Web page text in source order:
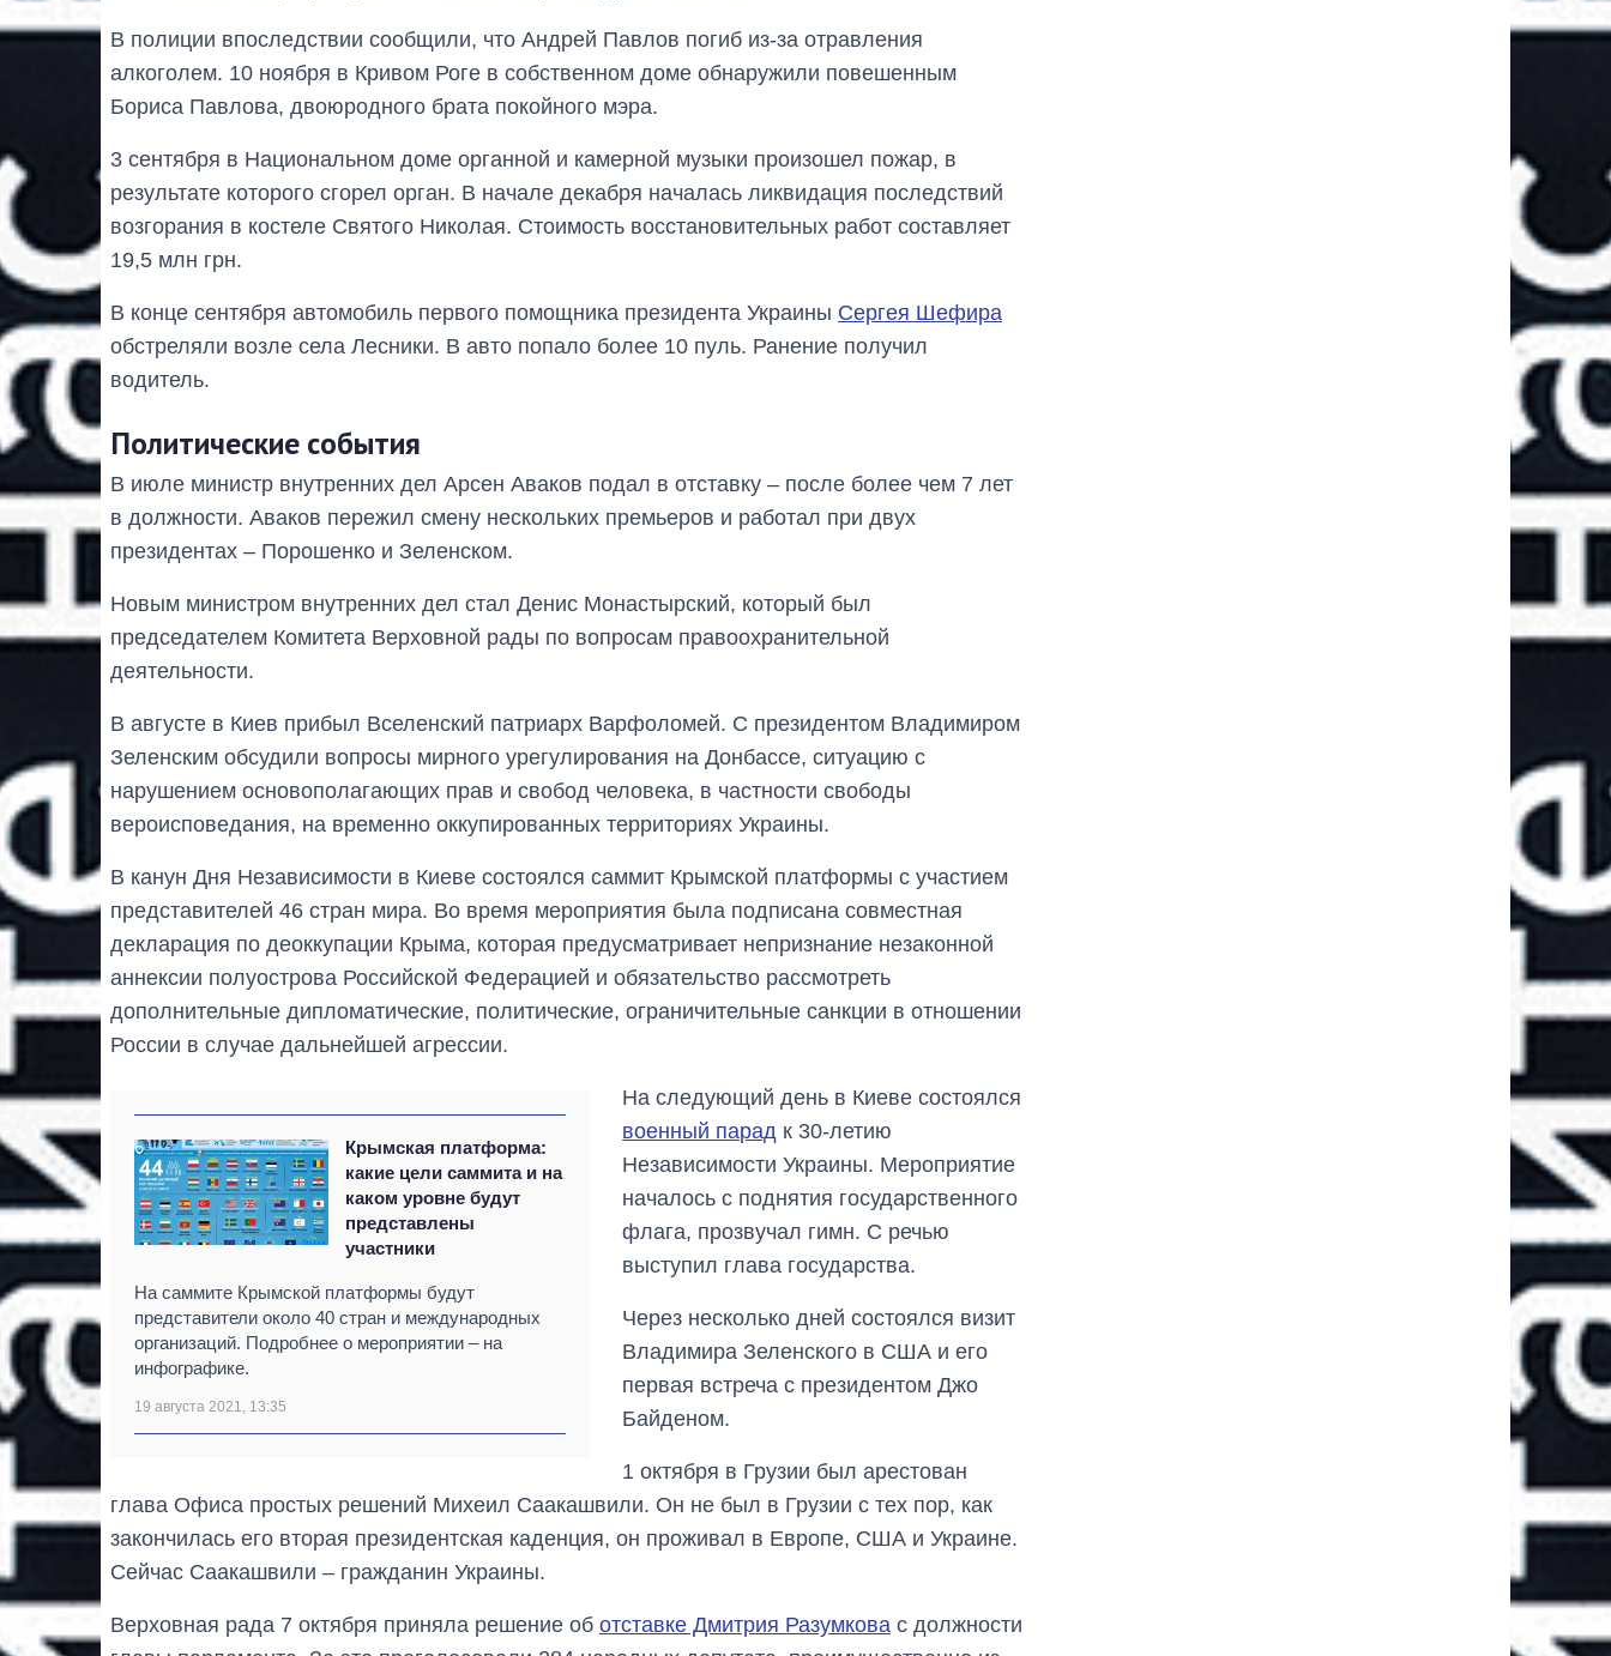
В полиции впоследствии сообщили, что Андрей Павлов погиб из-за отравления
алкоголем. 10 ноября в Кривом Роге в собственном доме обнаружили повешенным
Бориса Павлова, двоюродного брата покойного мэра.
3 сентября в Национальном доме органной и камерной музыки произошел пожар, в
результате которого сгорел орган. В начале декабря началась ликвидация последствий
возгорания в костеле Святого Николая. Стоимость восстановительных работ составляет
19,5 млн грн.
В конце сентября автомобиль первого помощника президента Украины Сергея Шефира
обстреляли возле села Лесники. В авто попало более 10 пуль. Ранение получил
водитель.
Политические события
В июле министр внутренних дел Арсен Аваков подал в отставку – после более чем 7 лет
в должности. Аваков пережил смену нескольких премьеров и работал при двух
президентах – Порошенко и Зеленском.
Новым министром внутренних дел стал Денис Монастырский, который был
председателем Комитета Верховной рады по вопросам правоохранительной
деятельности.
В августе в Киев прибыл Вселенский патриарх Варфоломей. С президентом Владимиром
Зеленским обсудили вопросы мирного урегулирования на Донбассе, ситуацию с
нарушением основополагающих прав и свобод человека, в частности свободы
вероисповедания, на временно оккупированных территориях Украины.
В канун Дня Независимости в Киеве состоялся саммит Крымской платформы с участием
представителей 46 стран мира. Во время мероприятия была подписана совместная
декларация по деоккупации Крыма, которая предусматривает непризнание незаконной
аннексии полуострова Российской Федерацией и обязательство рассмотреть
дополнительные дипломатические, политические, ограничительные санкции в отношении
России в случае дальнейшей агрессии.
Крымская платформа:
какие цели саммита и на
каком уровне будут
представлены
участники
На саммите Крымской платформы будут
представители около 40 стран и международных
организаций. Подробнее о мероприятии – на
инфографике.
19 августа 2021, 13:35
На следующий день в Киеве состоялся
военный парад к 30-летию
Независимости Украины. Мероприятие
началось с поднятия государственного
флага, прозвучал гимн. С речью
выступил глава государства.
Через несколько дней состоялся визит
Владимира Зеленского в США и его
первая встреча с президентом Джо
Байденом.
1 октября в Грузии был арестован
глава Офиса простых решений Михеил Саакашвили. Он не был в Грузии с тех пор, как
закончилась его вторая президентская каденция, он проживал в Европе, США и Украине.
Сейчас Саакашвили – гражданин Украины.
Верховная рада 7 октября приняла решение об отставке Дмитрия Разумкова с должности